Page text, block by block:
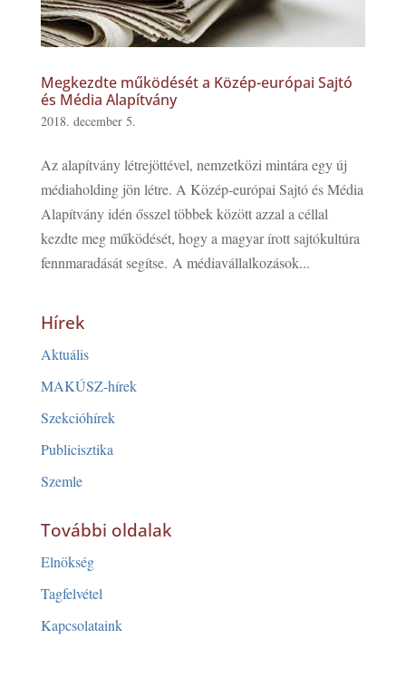
Megkezdte működését a Közép-európai Sajtó
és Média Alapítvány
2018. december 5.
Az alapítvány létrejöttével, nemzetközi mintára egy új
médiaholding jön létre. A Közép-európai Sajtó és Média
Alapítvány idén ősszel többek között azzal a céllal
kezdte meg működését, hogy a magyar írott sajtókultúra
fennmaradását segítse. A médiavállalkozások...
Hírek
Aktuális
MAKÚSZ-hírek
Szekcióhírek
Publicisztika
Szemle
További oldalak
Elnökség
Tagfelvétel
Kapcsolataink